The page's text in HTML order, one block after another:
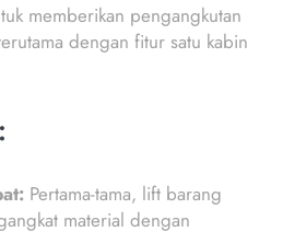
memberikan pengangkutan
dengan fitur satu kabin
Pertama-tama, lift barang
material dengan